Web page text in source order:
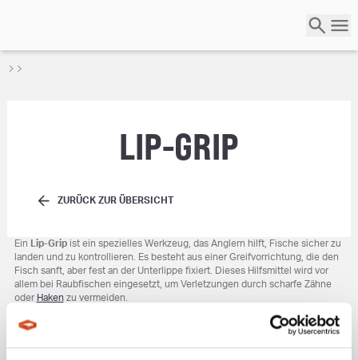
LIP-GRIP
ZURÜCK ZUR ÜBERSICHT
Ein Lip-Gripist ein spezielles Werkzeug, das Anglern hilft, Fische sicher zu
landen und zu kontrollieren. Es besteht aus einer Greifvorrichtung, die den
Fisch sanft, aber fest an der Unterlippe fixiert. Dieses Hilfsmittel wird vor
allem bei Raubfischen eingesetzt, um Verletzungen durch scharfe Zähne
oder Haken zu vermeiden.
Die Anwendung eines Lip-Grips ist einfach:
Die Greifvorrichtung wird weit genug geöffnet, um die